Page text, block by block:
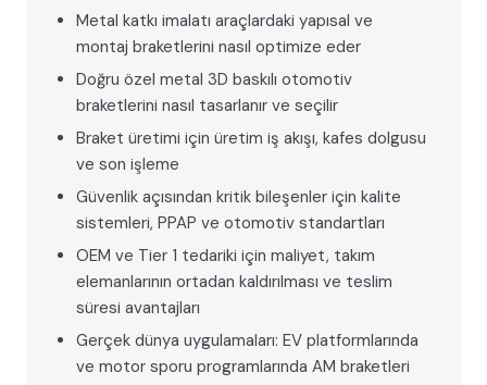
Metal katkı imalatı araçlardaki yapısal ve
montaj braketlerini nasıl optimize eder
Doğru özel metal 3D baskılı otomotiv
braketlerini nasıl tasarlanır ve seçilir
Braket üretimi için üretim iş akışı, kafes dolgusu
ve son işleme
Güvenlik açısından kritik bileşenler için kalite
sistemleri, PPAP ve otomotiv standartları
OEM ve Tier 1 tedariki için maliyet, takım
elemanlarının ortadan kaldırılması ve teslim
süresi avantajları
Gerçek dünya uygulamaları: EV platformlarında
ve motor sporu programlarında AM braketleri